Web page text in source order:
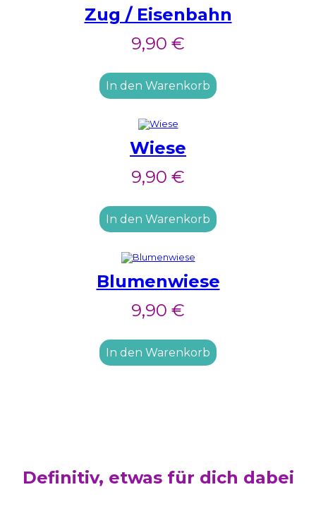
Zug / Eisenbahn
9,90 €
In den Warenkorb
Wiese
9,90 €
In den Warenkorb
Blumenwiese
9,90 €
In den Warenkorb
Definitiv, etwas für dich dabei